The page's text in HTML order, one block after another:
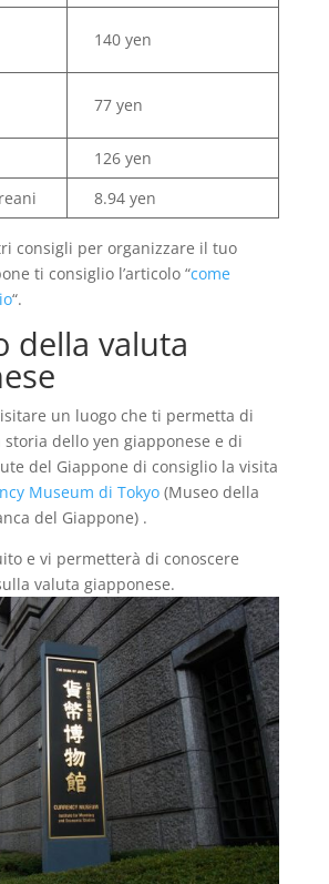
140 yen
77 yen
126 yen
8.94 yen
consigli per organizzare il tuo
ti consiglio l’articolo “come
“.
della valuta
un luogo che ti permetta di
dello yen giapponese e di
del Giappone di consiglio la visita
Museum di Tokyo(Museo della
del Giappone) .
e vi permetterà di conoscere
valuta giapponese.